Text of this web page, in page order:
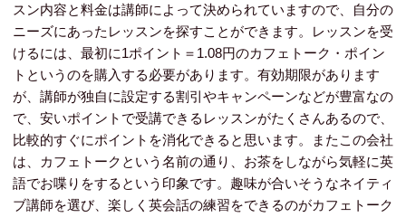
スン内容と料金は講師によって決められていますので、自分の
ニーズにあったレッスンを探すことができます。レッスンを受
けるには、最初に1ポイント＝1.08円のカフェトーク・ポイン
トというのを購入する必要があります。有効期限があります
が、講師が独自に設定する割引やキャンペーンなどが豊富なの
で、安いポイントで受講できるレッスンがたくさんあるので、
比較的すぐにポイントを消化できると思います。またこの会社
は、カフェトークという名前の通り、お茶をしながら気軽に英
語でお喋りをするという印象です。趣味が合いそうなネイティ
ブ講師を選び、楽しく英会話の練習をできるのがカフェトーク